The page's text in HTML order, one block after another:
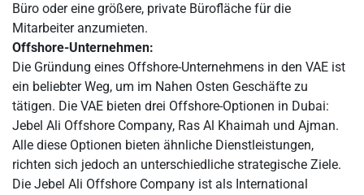
Büro oder eine größere, private Bürofläche für die
Mitarbeiter anzumieten.
Offshore-Unternehmen:
Die Gründung eines Offshore-Unternehmens in den VAE ist
ein beliebter Weg, um im Nahen Osten Geschäfte zu
tätigen. Die VAE bieten drei Offshore-Optionen in Dubai:
Jebel Ali Offshore Company, Ras Al Khaimah und Ajman.
Alle diese Optionen bieten ähnliche Dienstleistungen,
richten sich jedoch an unterschiedliche strategische Ziele.
Die Jebel Ali Offshore Company ist als International